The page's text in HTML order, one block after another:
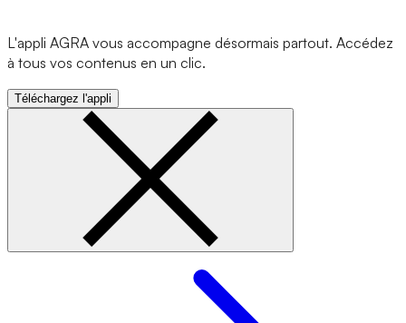
L'appli AGRA vous accompagne désormais partout. Accédez
à tous vos contenus en un clic.
Téléchargez l'appli